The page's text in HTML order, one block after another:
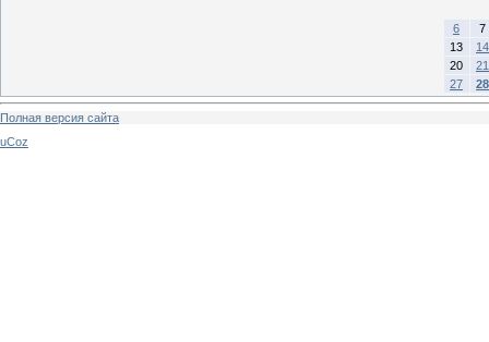
6
7
13
14
20
21
27
28
Полная версия сайта
uCoz